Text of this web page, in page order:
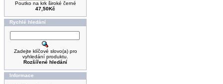
Poutko na krk široké černé
47,50Kč
Rychlé hledání
Zadejte klíčové slovo(a) pro
vyhledání produktu.
Rozšířené hledání
Informace